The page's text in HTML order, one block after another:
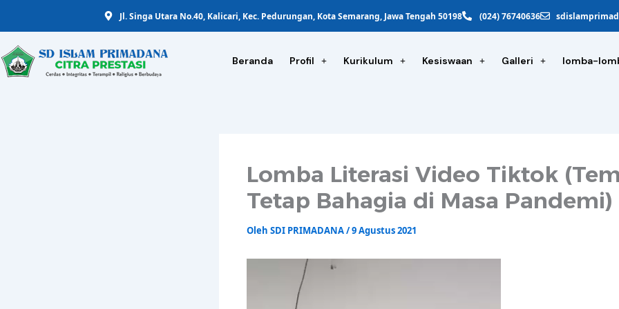
konten
Jl. Singa Utara No.40, Kalicari, Kec. Pedurungan, Kota Semarang, Jawa Tengah 50198 (024) 76740636
Beranda Profil Kurikulum Kesiswaan Galleri lomba-
Lomba Literasi Video Tiktok
Tetap Bahagia di Masa Pandemi)
Oleh SDI PRIMADANA/9 Agustus 2021